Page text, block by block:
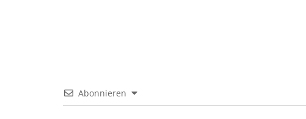
Abonnieren